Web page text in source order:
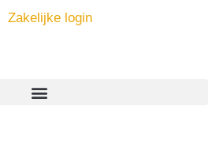
Zakelijke login